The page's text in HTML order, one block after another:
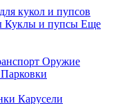
кукол и пупсов
Куклы и пупсы Еще
Оружие
Парковки
Карусели